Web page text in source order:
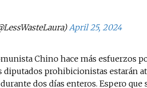
April 25, 2024
Chino hace más esfuerzos
prohibicionistas estarán
dos días enteros. Espero que